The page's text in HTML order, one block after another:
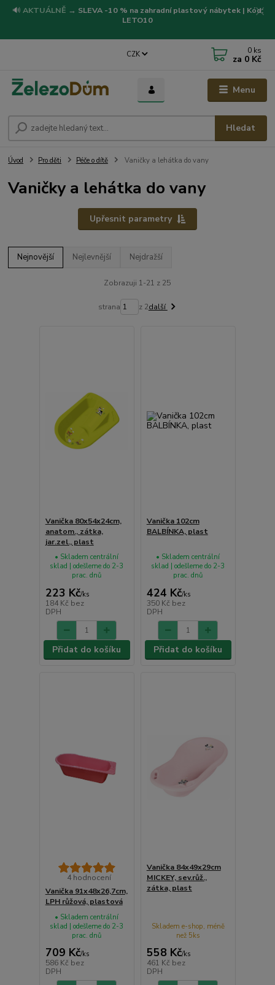
🔊 AKTUÁLNĚ → SLEVA -10 % na zahradní plastový nábytek | Kód:
LETO10
Menu
CZK
Hledat
0 ks
za 0 Kč
Úvod Pro děti Péče o dítě Vaničky a lehátka do vany
Vaničky a lehátka do vany
Upřesnit parametry
Nejnovější Nejlevnější Nejdražší
Zobrazuji 1-21 z 25
strana z 2další
Vanička 80x54x24cm,
anatom., zátka,
jar.zel., plast
223 Kč/ks
184 Kč bez
DPH
• Skladem centrální
sklad | odešleme do 2-3
prac. dnů
Přidat do košíku
Vanička 102cm
BALBÍNKA, plast
424 Kč/ks
350 Kč bez
DPH
• Skladem centrální
sklad | odešleme do 2-3
prac. dnů
Přidat do košíku
4 hodnocení
Vanička 91x48x26,7cm,
LPH růžová, plastová
709 Kč/ks
586 Kč bez
DPH
• Skladem centrální
sklad | odešleme do 2-3
prac. dnů
Vanička 84x49x29cm
MICKEY, sev.růž.,
zátka, plast
558 Kč/ks
461 Kč bez
DPH
Skladem e-shop, méně
než 5ks